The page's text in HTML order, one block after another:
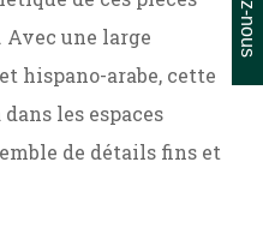
une large
hispano-arabe, cette
les espaces
de détails fins et